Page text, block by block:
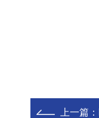
上一篇：